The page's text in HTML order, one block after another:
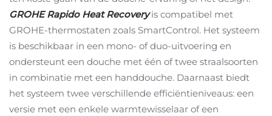
GROHE Rapido Heat Recoveryis compatibel met
GROHE-thermostaten zoals SmartControl. Het systeem
is beschikbaar in een mono- of duo-uitvoering en
ondersteunt een douche met één of twee straalsoorten
in combinatie met een handdouche. Daarnaast biedt
het systeem twee verschillende efficiëntieniveaus: een
versie met een enkele warmtewisselaar of een